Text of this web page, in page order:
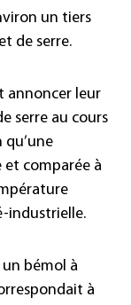
un tiers
de serre.
annoncer leur
serre au cours
qu’une
comparée à
industrielle.
bémol à
à